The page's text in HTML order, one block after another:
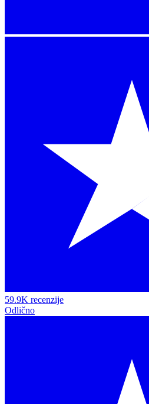
59.9K recenzije
Odlično